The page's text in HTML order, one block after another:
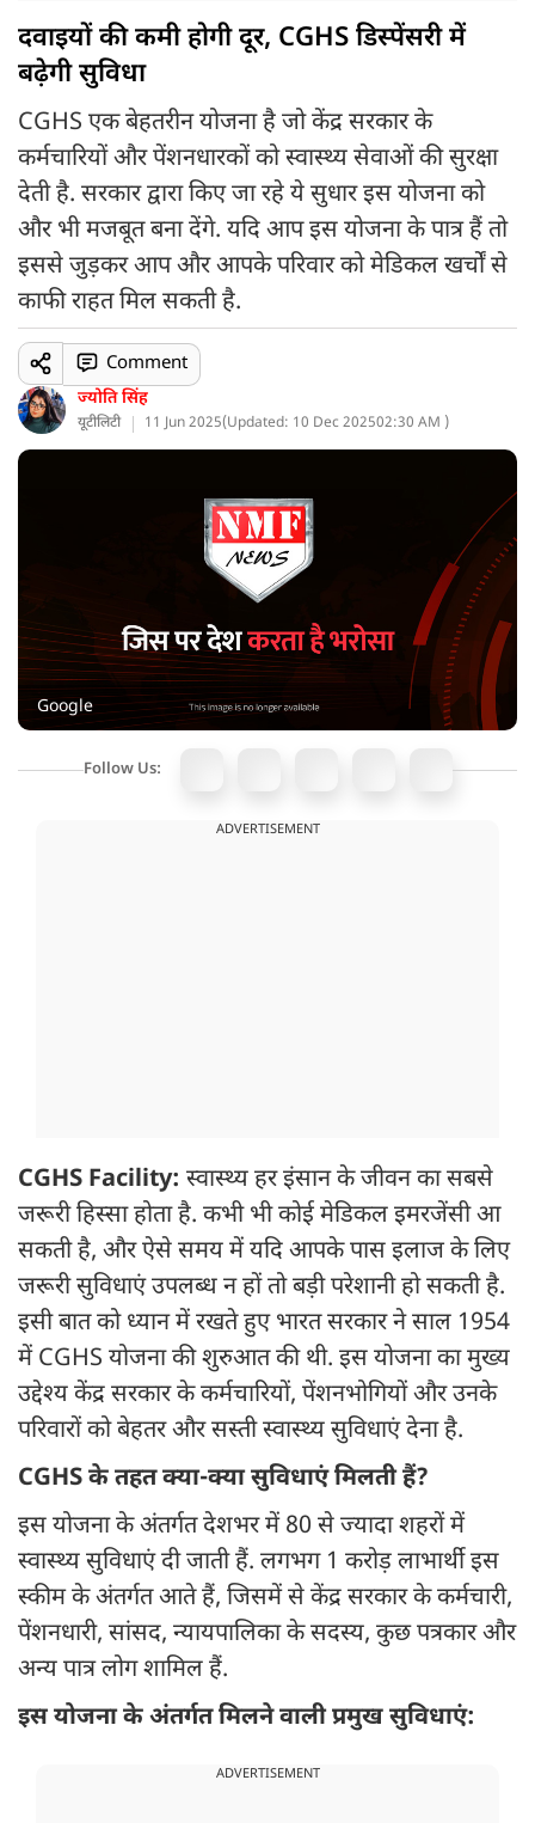
दवाइयों की कमी होगी दूर, CGHS डिस्पेंसरी में
बढ़ेगी सुविधा
CGHS एक बेहतरीन योजना है जो केंद्र सरकार के
कर्मचारियों और पेंशनधारकों को स्वास्थ्य सेवाओं की सुरक्षा
देती है. सरकार द्वारा किए जा रहे ये सुधार इस योजना को
और भी मजबूत बना देंगे. यदि आप इस योजना के पात्र हैं तो
इससे जुड़कर आप और आपके परिवार को मेडिकल खर्चों से
काफी राहत मिल सकती है.
ज्योति सिंह
यूटीलिटी 11 Jun 2025(Updated: 10 Dec 202502:30 AM )
Comment
Google
Follow Us:
ADVERTISEMENT
CGHS Facility: स्वास्थ्य हर इंसान के जीवन का सबसे
जरूरी हिस्सा होता है. कभी भी कोई मेडिकल इमरजेंसी आ
सकती है, और ऐसे समय में यदि आपके पास इलाज के लिए
जरूरी सुविधाएं उपलब्ध न हों तो बड़ी परेशानी हो सकती है.
इसी बात को ध्यान में रखते हुए भारत सरकार ने साल 1954
में CGHS योजना की शुरुआत की थी. इस योजना का मुख्य
उद्देश्य केंद्र सरकार के कर्मचारियों, पेंशनभोगियों और उनके
परिवारों को बेहतर और सस्ती स्वास्थ्य सुविधाएं देना है.
CGHS के तहत क्या-क्या सुविधाएं मिलती हैं?
इस योजना के अंतर्गत देशभर में 80 से ज्यादा शहरों में
स्वास्थ्य सुविधाएं दी जाती हैं. लगभग 1 करोड़ लाभार्थी इस
स्कीम के अंतर्गत आते हैं, जिसमें से केंद्र सरकार के कर्मचारी,
पेंशनधारी, सांसद, न्यायपालिका के सदस्य, कुछ पत्रकार और
अन्य पात्र लोग शामिल हैं.
इस योजना के अंतर्गत मिलने वाली प्रमुख सुविधाएं:
ADVERTISEMENT